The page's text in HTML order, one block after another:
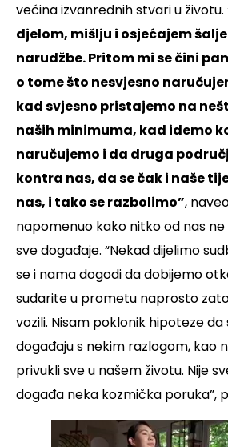
većina izvanrednih stvari u životu.
djelom, mišlju i osjećajem
narudžbe. Pritom mi se čini
o tome što nesvjesno
kad svjesno pristajemo na
naših minimuma, kad idemo
naručujemo i da druga
kontra nas, da se čak i naše
nas, i tako se razbolimo”,
napomenuo kako nitko od nas
sve događaje. “Nekad dijelimo
se i nama dogodi da dobijemo
sudarite u prometu naprosto
vozili. Nisam poklonik hipoteze
događaju s nekim razlogom, kao
privukli sve u našem životu. Nije
događa neka kozmička poruka”,